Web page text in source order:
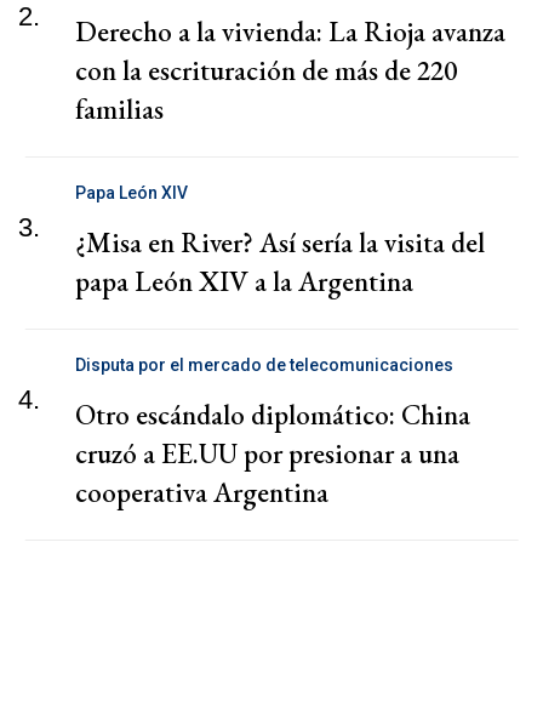
2.
Derecho a la vivienda: La Rioja avanza
con la escrituración de más de 220
familias
3.
Papa León XIV
¿Misa en River? Así sería la visita del
papa León XIV a la Argentina
4.
Disputa por el mercado de telecomunicaciones
Otro escándalo diplomático: China
cruzó a EE.UU por presionar a una
cooperativa Argentina